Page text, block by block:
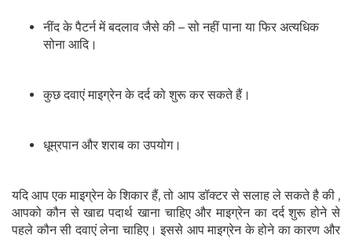
नींद के पैटर्न में बदलाव जैसे की – सो नहीं पाना या फिर अत्यधिक
सोना आदि।
कुछ दवाएं माइग्रेन के दर्द को शुरू कर सकते हैं।
धूम्रपान और शराब का उपयोग।
यदि आप एक माइग्रेन के शिकार हैं, तो आप डॉक्टर से सलाह ले सकते है की ,
आपको कौन से खाद्य पदार्थ खाना चाहिए और माइग्रेन का दर्द शुरू होने से
पहले कौन सी दवाएं लेना चाहिए। इससे आप माइग्रेन के होने का कारण और